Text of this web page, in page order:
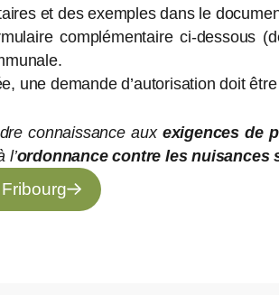
et des exemples dans le
complémentaireci-dessous
une demande d’autorisation doit
connaissance aux exigences de
l’ordonnance contre les nuisances